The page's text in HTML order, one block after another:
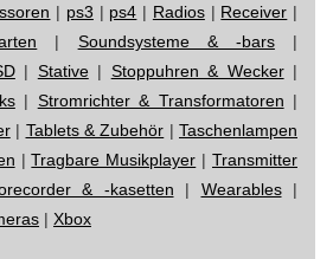
| ps3 | ps4 | Radios| Receiver |
| Soundsysteme & -bars|
| Stative| Stoppuhren & Wecker|
| Stromrichter & Transformatoren |
| Tablets & Zubehör | Taschenlampen
|Tragbare Musikplayer | Transmitter
& -kasetten | Wearables|
| Xbox